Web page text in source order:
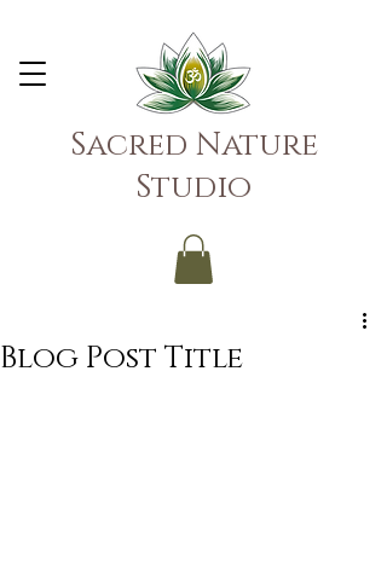
Sacred Nature
Studio
Blog Post Title